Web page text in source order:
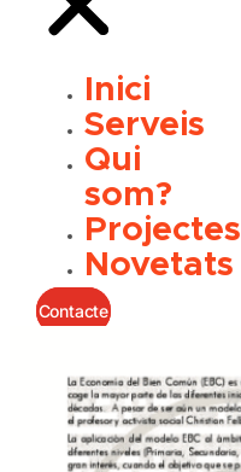
Inici
Serveis
Qui
som?
Projectes
Novetats
Contacte